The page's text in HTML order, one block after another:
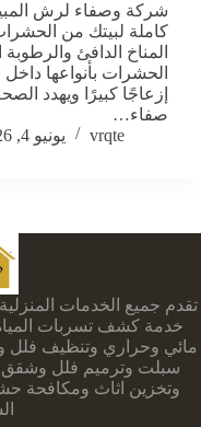
شركة وصفاء لرش
كاملة لبيتك من
المناخ الدافئ
الحشرات بأنواعها
إزعاجًا كبيرًا ويهدد
صفاء…
vrqte
يونيو 4, 2026
تقدم جميع الخدمات
خدمة كشف تسربات
مائي وحراري وتنظيف
سبلت وترميم فلل
وتخزين اثاث ومكافحة